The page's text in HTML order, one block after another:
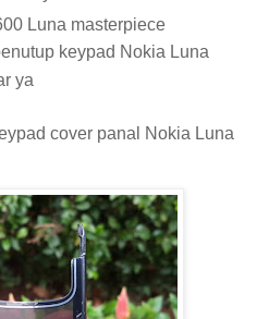
Luna masterpiece
keypad Nokia Luna
ya
cover panal Nokia Luna